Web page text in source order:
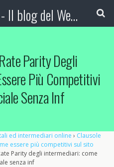
Booking Blog™ - Il blog del Web Marketing Turistico
Parity Degli
Più Competitivi
Senza Inf
ed intermediari online › Clausole
essere più competitivi sul sito
Parity degli intermediari: come
senza inf